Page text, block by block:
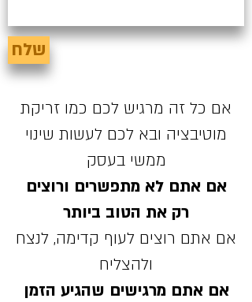
אם כל זה מרגיש לכם כמו זריקת
מוטיבציה ובא לכם לעשות שינוי
ממשי בעסק
אם אתם לא מתפשרים ורוצים
רק את הטוב ביותר
אם אתם רוצים לעוף קדימה, לנצח
ולהצליח
אם אתם מרגישים שהגיע הזמן
שלח